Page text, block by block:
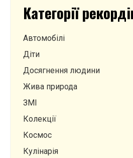
Категорії
Автомобілі
Діти
Досягнення людини
Жива природа
ЗМІ
Колекції
Космос
Кулінарія